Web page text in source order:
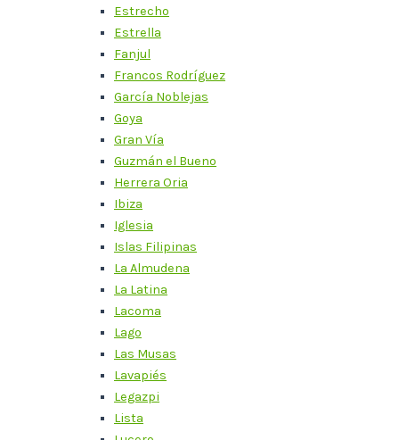
Estrecho
Estrella
Fanjul
Francos Rodríguez
García Noblejas
Goya
Gran Vía
Guzmán el Bueno
Herrera Oria
Ibiza
Iglesia
Islas Filipinas
La Almudena
La Latina
Lacoma
Lago
Las Musas
Lavapiés
Legazpi
Lista